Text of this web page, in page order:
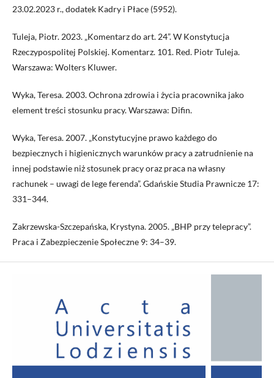
23.02.2023 r., dodatek Kadry i Płace (5952).
Tuleja, Piotr. 2023. „Komentarz do art. 24”. W Konstytucja
Rzeczypospolitej Polskiej. Komentarz. 101. Red. Piotr Tuleja.
Warszawa: Wolters Kluwer.
Wyka, Teresa. 2003. Ochrona zdrowia i życia pracownika jako
element treści stosunku pracy. Warszawa: Difin.
Wyka, Teresa. 2007. „Konstytucyjne prawo każdego do
bezpiecznych i higienicznych warunków pracy a zatrudnienie na
innej podstawie niż stosunek pracy oraz praca na własny
rachunek – uwagi de lege ferenda”. Gdańskie Studia Prawnicze 17:
331–344.
Zakrzewska-Szczepańska, Krystyna. 2005. „BHP przy telepracy”.
Praca i Zabezpieczenie Społeczne 9: 34–39.